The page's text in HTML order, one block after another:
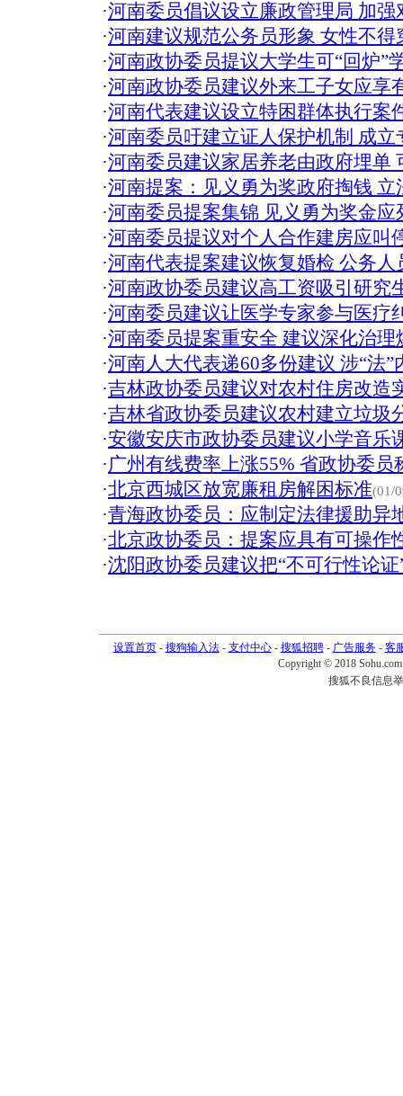
·河南委员倡议设立廉政管理局 加强
·河南建议规范公务员形象 女性不得
·河南政协委员提议大学生可“回炉”
·河南政协委员建议外来工子女应享
·河南代表建议设立特困群体执行案
·河南委员吁建立证人保护机制 成立
·河南委员建议家居养老由政府埋单
·河南提案：见义勇为奖政府掏钱 立
·河南委员提案集锦 见义勇为奖金应
·河南委员提议对个人合作建房应叫
·河南代表提案建议恢复婚检 公务人
·河南政协委员建议高工资吸引研究
·河南委员建议让医学专家参与医疗
·河南委员提案重安全 建议深化治理
·河南人大代表递60多份建议 涉“法”
·吉林政协委员建议对农村住房改造
·吉林省政协委员建议农村建立垃圾
·安徽安庆市政协委员建议小学音乐
·广州有线费率上涨55% 省政协委员
·北京西城区放宽廉租房解困标准(01/
·青海政协委员：应制定法律援助异
·北京政协委员：提案应具有可操作
·沈阳政协委员建议把“不可行性论
设置首页- 搜狗输入法- 支付中心- 搜狐招聘- 广告服务- 客
Copyright © 2018
搜狐不良信息